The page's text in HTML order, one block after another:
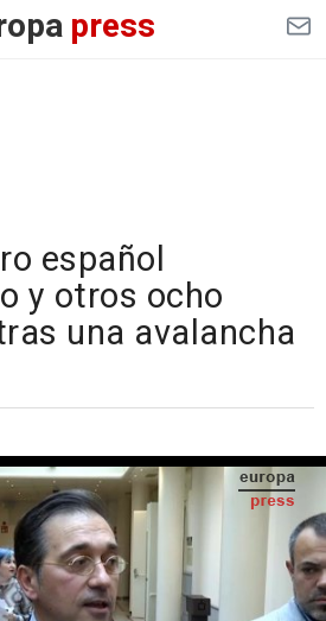
press
español
y otros ocho
una avalancha